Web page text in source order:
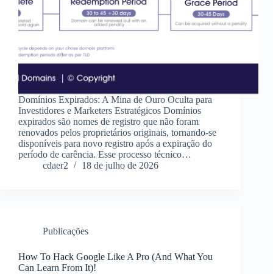
Domínios Expirados: A Mina de Ouro Oculta para
Investidores e Marketers Estratégicos Domínios
expirados são nomes de registro que não foram
renovados pelos proprietários originais, tornando-se
disponíveis para novo registro após a expiração do
período de carência. Esse processo técnico…
cdaer2
18 de julho de 2026
Publicações
How To Hack Google Like A Pro (And What You
Can Learn From It)!